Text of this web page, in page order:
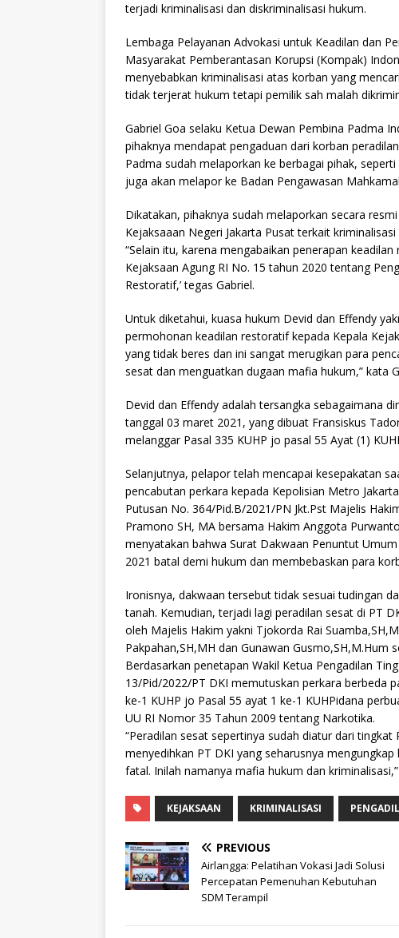
terjadi kriminalisasi dan diskriminalisasi hukum.
Lembaga Pelayanan Advokasi untuk Keadilan dan
Masyarakat Pemberantasan Korupsi (Kompak)
menyebabkan kriminalisasi atas korban yang
tidak terjerat hukum tetapi pemilik sah malah
Gabriel Goa selaku Ketua Dewan Pembina Padma
pihaknya mendapat pengaduan dari korban
Padma sudah melaporkan ke berbagai pihak,
juga akan melapor ke Badan Pengawasan
Dikatakan, pihaknya sudah melaporkan secara
Kejaksaaan Negeri Jakarta Pusat terkait
“Selain itu, karena mengabaikan penerapan
Kejaksaan Agung RI No. 15 tahun 2020 tentang
Restoratif,’ tegas Gabriel.
Untuk diketahui, kuasa hukum Devid dan Effendy
permohonan keadilan restoratif kepada Kepala
yang tidak beres dan ini sangat merugikan para
sesat dan menguatkan dugaan mafia hukum,” kata
Devid dan Effendy adalah tersangka sebagaimana
tanggal 03 maret 2021, yang dibuat Fransiskus
melanggar Pasal 335 KUHP jo pasal 55 Ayat (1)
Selanjutnya, pelapor telah mencapai kesepakatan
pencabutan perkara kepada Kepolisian Metro
Putusan No. 364/Pid.B/2021/PN Jkt.Pst Majelis
Pramono SH, MA bersama Hakim Anggota
menyatakan bahwa Surat Dakwaan Penuntut
2021 batal demi hukum dan membebaskan para
Ironisnya, dakwaan tersebut tidak sesuai tudingan
tanah. Kemudian, terjadi lagi peradilan sesat di PT
oleh Majelis Hakim yakni Tjokorda Rai
Pakpahan,SH,MH dan Gunawan Gusmo,SH,M.Hum
Berdasarkan penetapan Wakil Ketua Pengadilan
13/Pid/2022/PT DKI memutuskan perkara berbeda
ke-1 KUHP jo Pasal 55 ayat 1 ke-1 KUHPidana
UU RI Nomor 35 Tahun 2009 tentang Narkotika.
“Peradilan sesat sepertinya sudah diatur dari
menyedihkan PT DKI yang seharusnya
fatal. Inilah namanya mafia hukum dan
KEJAKSAAN KRIMINALISASI
PREVIOUS
Airlangga: Pelatihan Vokasi Jadi Solusi
Percepatan Pemenuhan Kebutuhan
SDM Terampil